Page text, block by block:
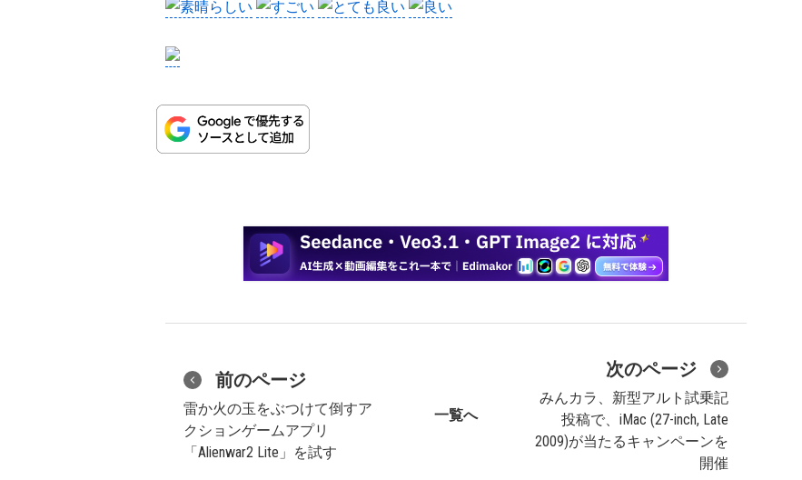
前のページ
雷か火の玉をぶつけて倒すア
クションゲームアプリ
「Alienwar2 Lite」を試す
一覧へ
次のページ
みんカラ、新型アルト試乗記
投稿で、iMac (27-inch, Late
2009)が当たるキャンペーンを
開催